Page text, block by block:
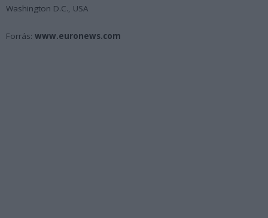
Washington D.C., USA
Forrás: www.euronews.com